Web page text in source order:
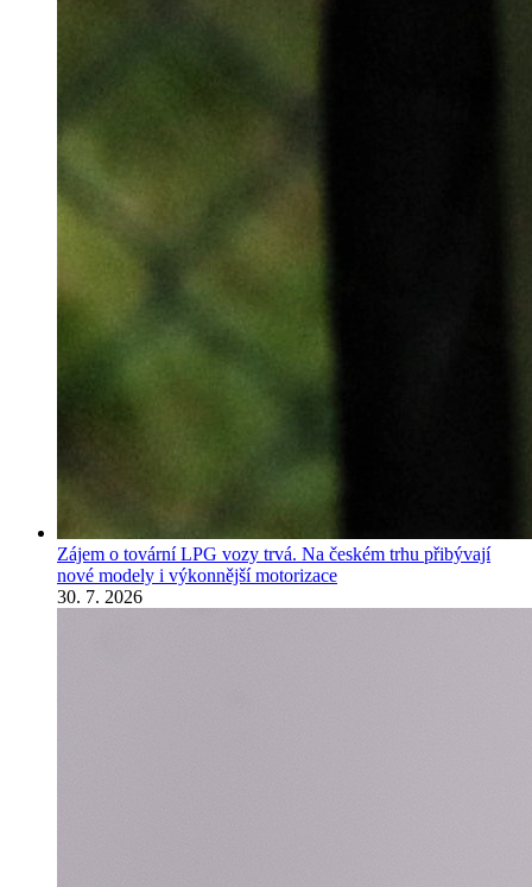
Zájem o tovární LPG vozy trvá. Na českém trhu přibývají
nové modely i výkonnější motorizace
30. 7. 2026